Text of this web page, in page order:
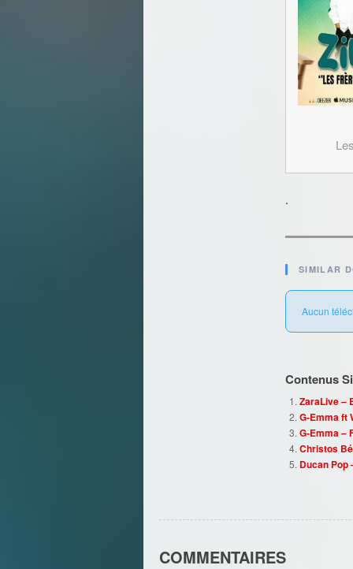
.
SIMILAR
Aucun
Contenus
ZaraLive –
G-Emma ft
G-Emma –
Christos
Ducan Pop
COMMENTAIRES